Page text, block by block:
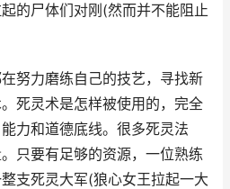
的尸体们对刚(然而并不能阻止
努力磨练自己的技艺，寻找新
死灵术是怎样被使用的，完全
力和道德底线。很多死灵法
只要有足够的资源，一位熟练
支死灵大军(狼心女王拉起一大